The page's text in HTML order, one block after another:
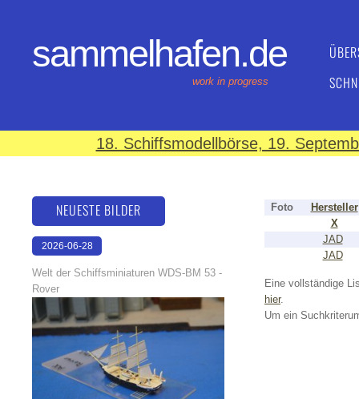
sammelhafen.de
work in progress
18. Schiffsmodellbörse, 19.
Foto
Hersteller
X
JAD
JAD
Eine vollständige
hier.
Um ein
NEUESTE BILDER
2026-06-28
Welt der Schiffsminiaturen WDS-BM 53 -
Rover